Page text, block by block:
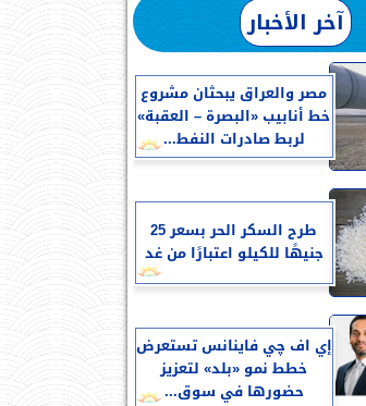
آخر الأخبار
مصر والعراق يبحثان مشروع
خط أنابيب «البصرة – العقبة»
لربط صادرات النفط...
طرح السكر الحر بسعر 25
جنيهًا للكيلو اعتبارًا من غد
إي اف چي فاينانس تستعرض
خطط نمو «بلد» لتعزيز
حضورها في سوق...